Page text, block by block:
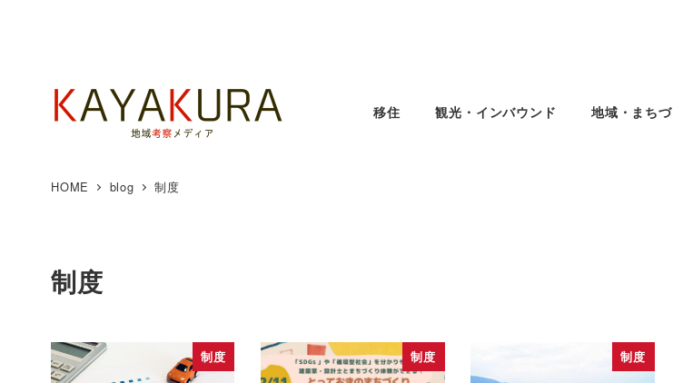
移住 観光・インバウンド 地域・まちづ
HOME blog 制度
制度
制度 制度 制度